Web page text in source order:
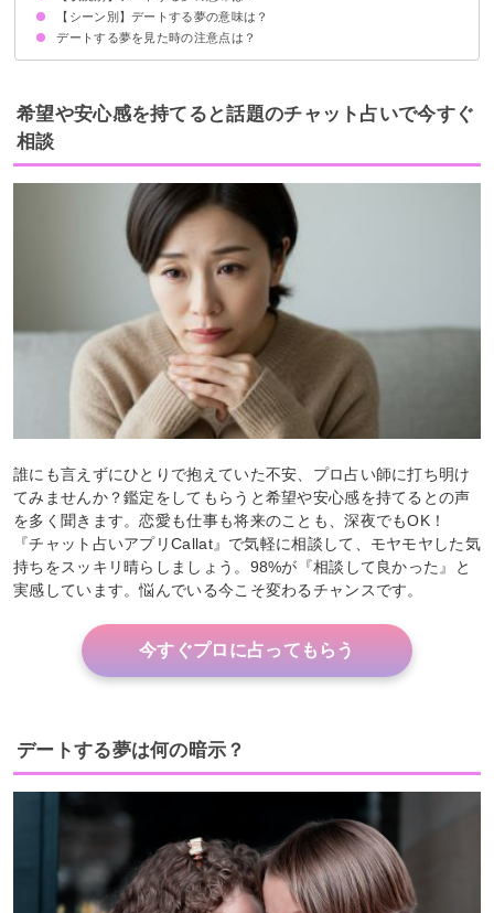
デートして喧嘩する夢【吉夢】
デートしてキスする夢【凶夢】
デートに遅刻する夢【凶夢】
デート中に手をつなぐ夢【吉夢】
デートに寝坊する夢【警告夢】
デートでセックスをする夢【凶夢】
デートの約束をする夢【凶夢】
デート中に食事をする夢【吉夢】
【シーン別】デートする夢の意味は？
公園でデートする夢【吉夢】
遊園地でデートする夢【凶夢】
ドライブデートする夢【吉夢】
海でデートする夢【吉夢・凶夢】
夜にデートする夢【凶夢】
イルミネーションスポットでデートする夢【警告夢】
買い物デートする夢【吉夢】
家でデートする夢【凶夢】
デートする夢を見た時の注意点は？
恋愛に積極的になる
自分磨きをする
希望や安心感を持てると話題のチャット占いで今すぐ
相談
誰にも言えずにひとりで抱えていた不安、プロ占い師に打ち明け
てみませんか？鑑定をしてもらうと希望や安心感を持てるとの声
を多く聞きます。恋愛も仕事も将来のことも、深夜でもOK！
『チャット占いアプリCallat』で気軽に相談して、モヤモヤした気
持ちをスッキリ晴らしましょう。98%が『相談して良かった』と
実感しています。悩んでいる今こそ変わるチャンスです。
今すぐプロに占ってもらう
デートする夢は何の暗示？